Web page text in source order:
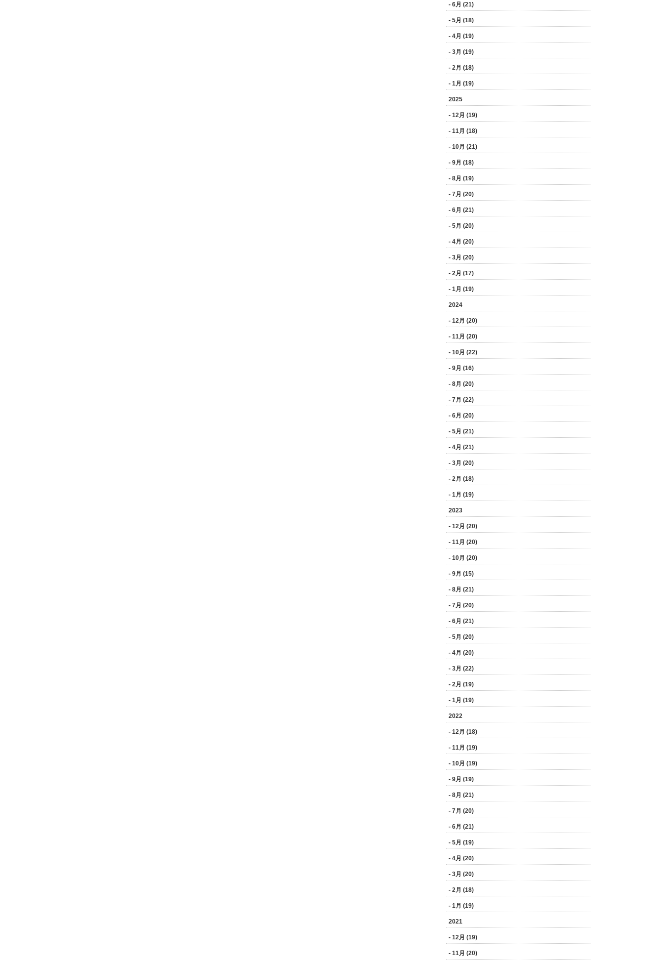
- 6月 (21)
- 5月 (18)
- 4月 (19)
- 3月 (19)
- 2月 (18)
- 1月 (19)
2025
- 12月 (19)
- 11月 (18)
- 10月 (21)
- 9月 (18)
- 8月 (19)
- 7月 (20)
- 6月 (21)
- 5月 (20)
- 4月 (20)
- 3月 (20)
- 2月 (17)
- 1月 (19)
2024
- 12月 (20)
- 11月 (20)
- 10月 (22)
- 9月 (16)
- 8月 (20)
- 7月 (22)
- 6月 (20)
- 5月 (21)
- 4月 (21)
- 3月 (20)
- 2月 (18)
- 1月 (19)
2023
- 12月 (20)
- 11月 (20)
- 10月 (20)
- 9月 (15)
- 8月 (21)
- 7月 (20)
- 6月 (21)
- 5月 (20)
- 4月 (20)
- 3月 (22)
- 2月 (19)
- 1月 (19)
2022
- 12月 (18)
- 11月 (19)
- 10月 (19)
- 9月 (19)
- 8月 (21)
- 7月 (20)
- 6月 (21)
- 5月 (19)
- 4月 (20)
- 3月 (20)
- 2月 (18)
- 1月 (19)
2021
- 12月 (19)
- 11月 (20)